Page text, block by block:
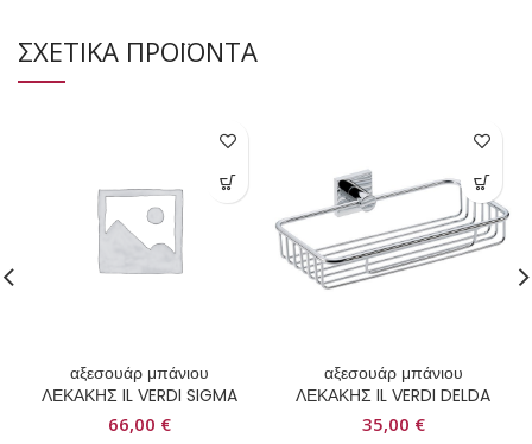
ΣΧΕΤΙΚΑ ΠΡΟΪΟΝΤΑ
αξεσουάρ μπάνιου
ΛΕΚΑΚΗΣ IL VERDI SIGMA
66,00 €
αξεσουάρ μπάνιου
ΛΕΚΑΚΗΣ IL VERDI DELDA
35,00 €